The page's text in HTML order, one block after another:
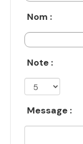
Nom :
Note :
Message :